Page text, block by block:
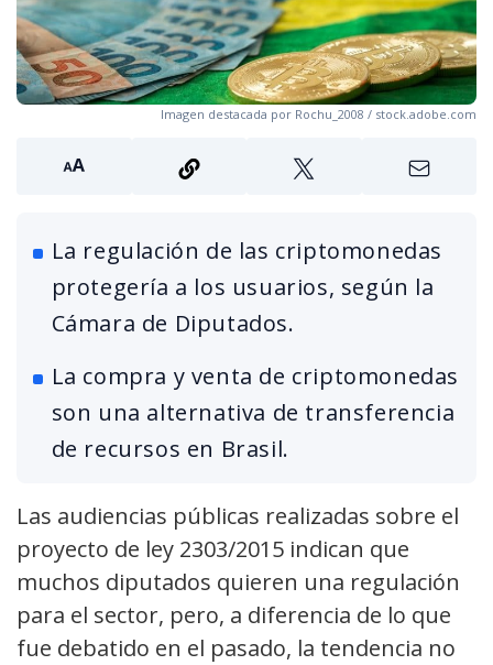
Imagen destacada por Rochu_2008 / stock.adobe.com
La regulación de las criptomonedas
protegería a los usuarios, según la
Cámara de Diputados.
La compra y venta de criptomonedas
son una alternativa de transferencia
de recursos en Brasil.
Las audiencias públicas realizadas sobre el
proyecto de ley 2303/2015 indican que
muchos diputados quieren una regulación
para el sector, pero, a diferencia de lo que
fue debatido en el pasado, la tendencia no